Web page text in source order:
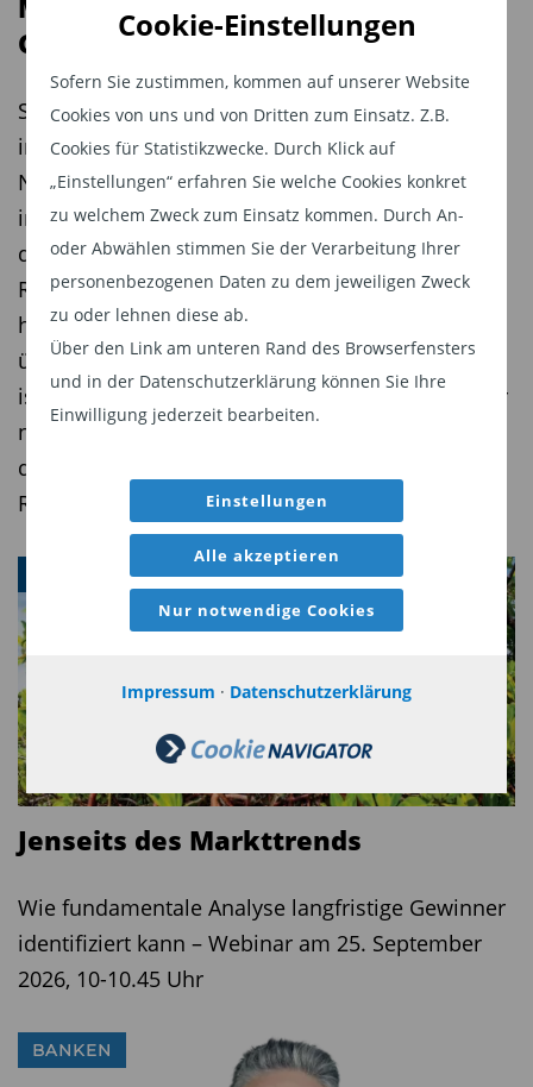
Cookie-Einstellungen
Sofern Sie zustimmen, kommen auf unserer Website
Cookies von uns und von Dritten zum Einsatz. Z.B.
Cookies für Statistikzwecke. Durch Klick auf
„Einstellungen“ erfahren Sie welche Cookies konkret
zu welchem Zweck zum Einsatz kommen. Durch An-
oder Abwählen stimmen Sie der Verarbeitung Ihrer
personenbezogenen Daten zu dem jeweiligen Zweck
zu oder lehnen diese ab.
Über den Link am unteren Rand des Browserfensters
und in der Datenschutzerklärung können Sie Ihre
Einwilligung jederzeit bearbeiten.
Einstellungen
Alle akzeptieren
Nur notwendige Cookies
Impressum · Datenschutzerklärung
Mit aktiver Anleiheselektion den
Geldmarkt schlagen
Statt lediglich auf den Geldmarkt zu setzen,
investiert das Fondsmanagerteam um Benjamin
Noisser beim Robus Short Maturity Fund gezielt
in kurzlaufende Unternehmensanleihen, bei
denen er eine vorzeitige Refinanzierung oder
Rückzahlung erwartet. Das Ziel: eine deutlich
höhere Rendite als der Geldmarkt – bei
überschaubaren Kursschwankungen. Der Fonds
ist jüngst drei Jahre alt geworden und wird daher
nun auch für institutionelle Anleger interessant,
die oftmals erst in Fonds mit diesem Track
Record investieren dürfen.
Jenseits des Markttrends
Wie fundamentale Analyse langfristige Gewinner
identifiziert kann – Webinar am 25. September
2026, 10-10.45 Uhr
BANKEN